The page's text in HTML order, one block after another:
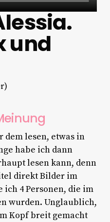
und
dem lesen, etwas in
habe ich dann
lesen kann, denn
direkt Bilder im
ich 4 Personen, die im
wurden. Unglaublich,
Kopf breit gemacht